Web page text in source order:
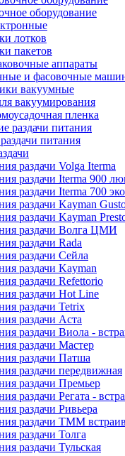
оборудование
лотков
пакетов
аппараты
и фасовочные
вакуумные
вакуумирования
пленка
питания
раздачи Volga Iterma
раздачи Iterma 900
раздачи Iterma 700
раздачи Kayman
раздачи Kayman
раздачи Волга ЦМИ
раздачи Rada
раздачи Сейла
раздачи Kayman
раздачи Refettorio
раздачи Hot Line
раздачи Tetrix
раздачи Аста
раздачи Виола -
раздачи Мастер
раздачи Патша
раздачи передвижная
раздачи Премьер
раздачи Регата -
раздачи Ривьера
раздачи ТММ
раздачи Толга
раздачи Тульская